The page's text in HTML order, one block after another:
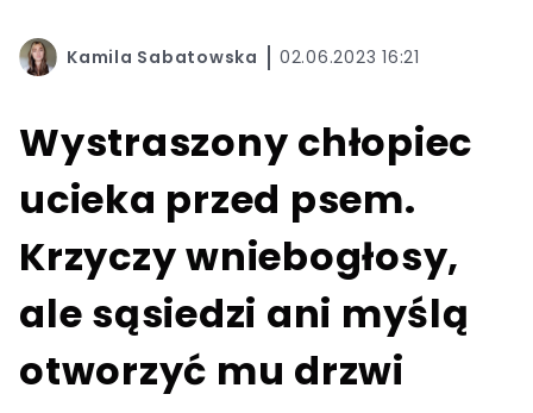
Kamila Sabatowska 02.06.2023 16:21
Wystraszony chłopiec
ucieka przed psem.
Krzyczy wniebogłosy,
ale sąsiedzi ani myślą
otworzyć mu drzwi